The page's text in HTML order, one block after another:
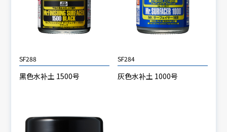
SF288
黑色水补土 1500号
SF284
灰色水补土 1000号